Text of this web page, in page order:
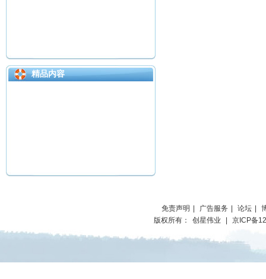
精品内容
免责声明 广告服务 论坛
版权所有：
创星伟业 京ICP备